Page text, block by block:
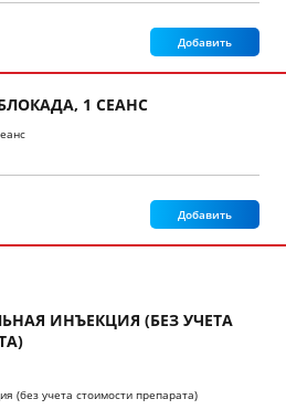
Добавить
1 СЕАНС
Добавить
ИНЪЕКЦИЯ (БЕЗ УЧЕТА
(без учета стоимости препарата)